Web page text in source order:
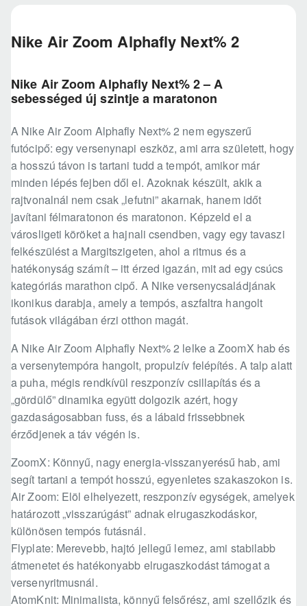
Nike Air Zoom Alphafly Next% 2
Nike Air Zoom Alphafly Next% 2 – A
sebességed új szintje a maratonon
A Nike Air Zoom Alphafly Next% 2 nem egyszerű
futócipő: egy versenynapi eszköz, ami arra született, hogy
a hosszú távon is tartani tudd a tempót, amikor már
minden lépés fejben dől el. Azoknak készült, akik a
rajtvonalnál nem csak „lefutni” akarnak, hanem időt
javítani félmaratonon és maratonon. Képzeld el a
városligeti köröket a hajnali csendben, vagy egy tavaszi
felkészülést a Margitszigeten, ahol a ritmus és a
hatékonyság számít – itt érzed igazán, mit ad egy csúcs
kategóriás marathon cipő. A Nike versenycsaládjának
ikonikus darabja, amely a tempós, aszfaltra hangolt
futások világában érzi otthon magát.
A Nike Air Zoom Alphafly Next% 2 lelke a ZoomX hab és
a versenytempóra hangolt, propulzív felépítés. A talp alatt
a puha, mégis rendkívül reszponzív csillapítás és a
„gördülő” dinamika együtt dolgozik azért, hogy
gazdaságosabban fuss, és a lábaid frissebbnek
érződjenek a táv végén is.
ZoomX: Könnyű, nagy energia-visszanyerésű hab, ami
segít tartani a tempót hosszú, egyenletes szakaszokon is.
Air Zoom: Elöl elhelyezett, reszponzív egységek, amelyek
határozott „visszarúgást” adnak elrugaszkodáskor,
különösen tempós futásnál.
Flyplate: Merevebb, hajtó jellegű lemez, ami stabilabb
átmenetet és hatékonyabb elrugaszkodást támogat a
versenyritmusnál.
AtomKnit: Minimalista, könnyű felsőrész, ami szellőzik és